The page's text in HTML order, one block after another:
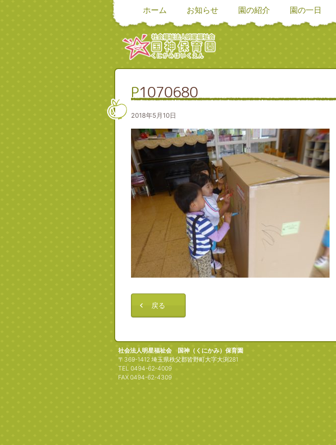
ホーム お知らせ 園の紹介 園の一日
P1070680
2018年5月10日
戻る
社会法人明星福祉会 国神（くにかみ）保育園
〒369-1412 埼玉県秩父郡皆野町大字大渕281
TEL 0494-62-4009
FAX 0494-62-4309